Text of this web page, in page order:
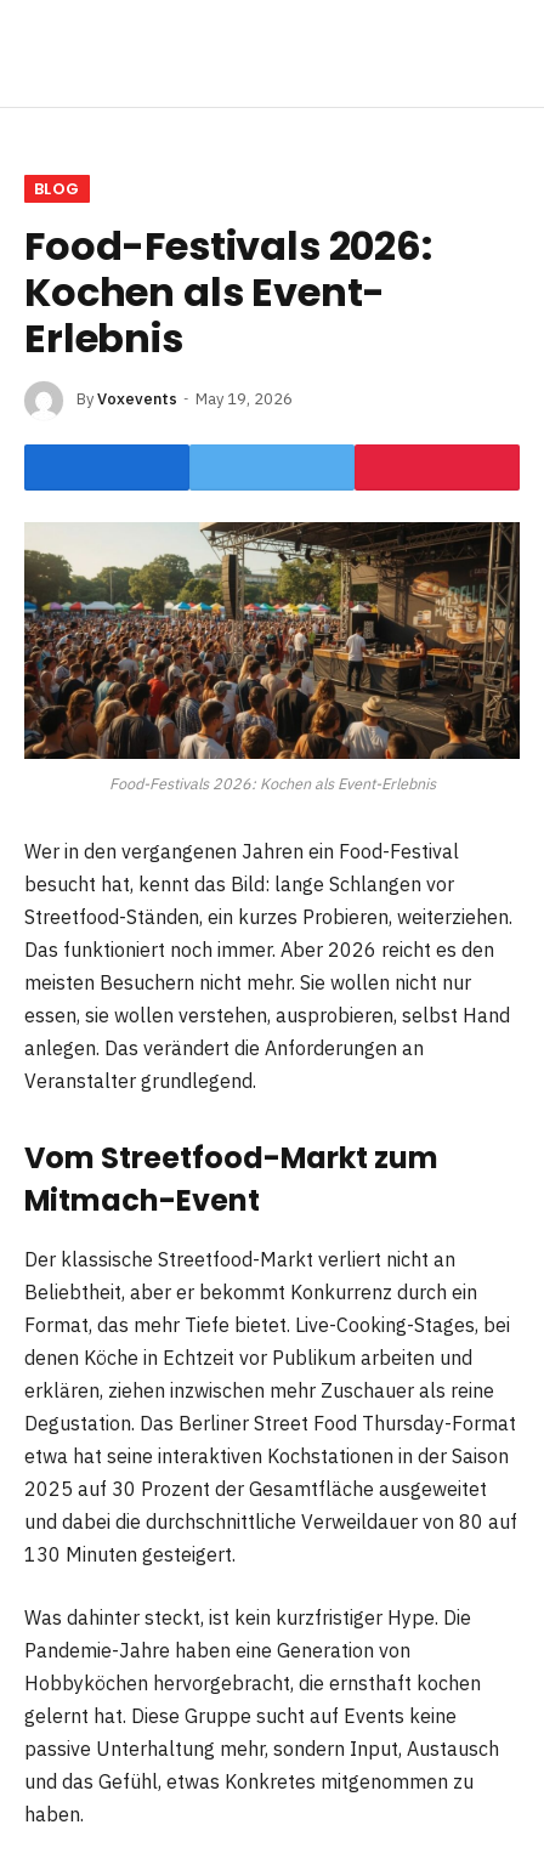
BLOG
Food-Festivals 2026:
Kochen als Event-
Erlebnis
ByVoxevents May 19, 2026
Food-Festivals 2026: Kochen als Event-Erlebnis
Wer in den vergangenen Jahren ein Food-Festival
besucht hat, kennt das Bild: lange Schlangen vor
Streetfood-Ständen, ein kurzes Probieren, weiterziehen.
Das funktioniert noch immer. Aber 2026 reicht es den
meisten Besuchern nicht mehr. Sie wollen nicht nur
essen, sie wollen verstehen, ausprobieren, selbst Hand
anlegen. Das verändert die Anforderungen an
Veranstalter grundlegend.
Vom Streetfood-Markt zum
Mitmach-Event
Der klassische Streetfood-Markt verliert nicht an
Beliebtheit, aber er bekommt Konkurrenz durch ein
Format, das mehr Tiefe bietet. Live-Cooking-Stages, bei
denen Köche in Echtzeit vor Publikum arbeiten und
erklären, ziehen inzwischen mehr Zuschauer als reine
Degustation. Das Berliner Street Food Thursday-Format
etwa hat seine interaktiven Kochstationen in der Saison
2025 auf 30 Prozent der Gesamtfläche ausgeweitet
und dabei die durchschnittliche Verweildauer von 80 auf
130 Minuten gesteigert.
Was dahinter steckt, ist kein kurzfristiger Hype. Die
Pandemie-Jahre haben eine Generation von
Hobbyköchen hervorgebracht, die ernsthaft kochen
gelernt hat. Diese Gruppe sucht auf Events keine
passive Unterhaltung mehr, sondern Input, Austausch
und das Gefühl, etwas Konkretes mitgenommen zu
haben.